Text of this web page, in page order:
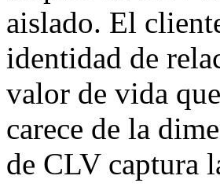
aislado. El
identidad de
valor de vida
carece de la
de CLV captura